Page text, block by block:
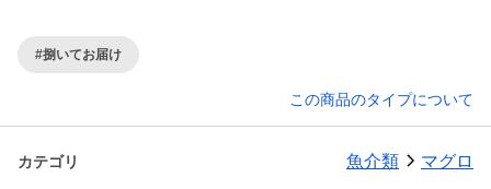
#捌いてお届け
この商品のタイプについて
カテゴリ 魚介類 マグロ